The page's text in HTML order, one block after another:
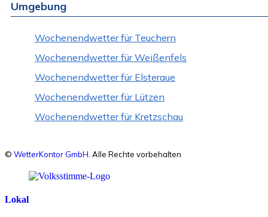
Umgebung
Wochenendwetter für Teuchern
Wochenendwetter für Weißenfels
Wochenendwetter für Elsteraue
Wochenendwetter für Lützen
Wochenendwetter für Kretzschau
© WetterKontor GmbH . Alle Rechte vorbehalten
Lokal